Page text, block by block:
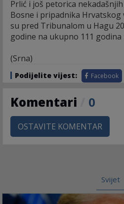
Prlić i još petorica
Bosne i pripadnika
su pred Tribunalom u Hagu
godine na ukupno 111 godina
(Srna)
Podijelite vijest: Facebook
Komentari 0
OSTAVITE KOMENTAR
Svijet